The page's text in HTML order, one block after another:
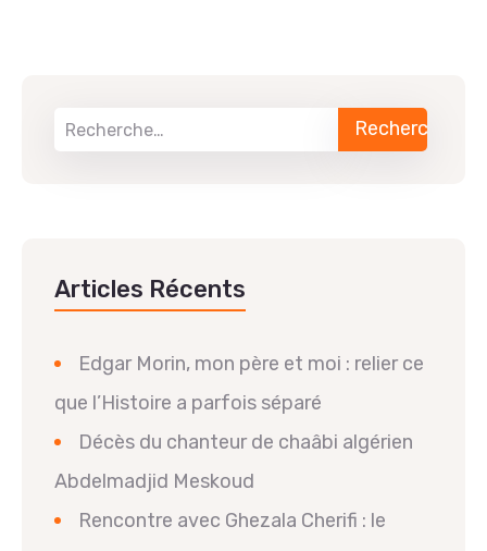
Articles Récents
Edgar Morin, mon père et moi : relier ce
que l’Histoire a parfois séparé
Décès du chanteur de chaâbi algérien
Abdelmadjid Meskoud
Rencontre avec Ghezala Cherifi : le